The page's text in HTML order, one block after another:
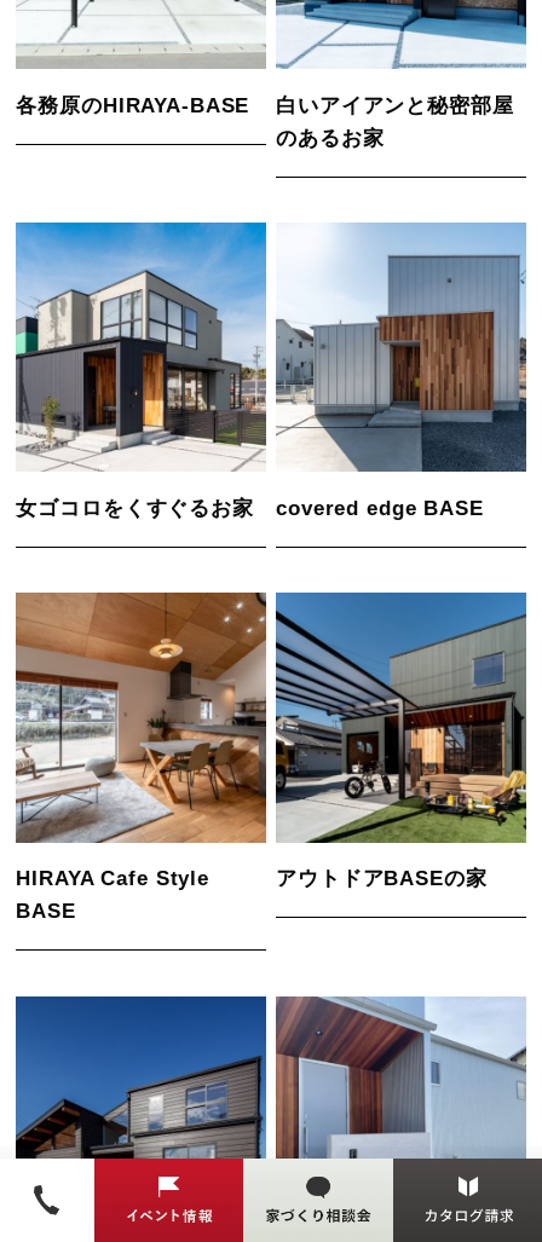
各務原のHIRAYA-BASE
白いアイアンと秘密部屋
のあるお家
女ゴコロをくすぐるお家 covered edge BASE
HIRAYA Cafe Style
BASE
アウトドアBASEの家